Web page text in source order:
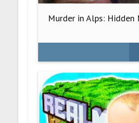
Murder in Alps: Hidden